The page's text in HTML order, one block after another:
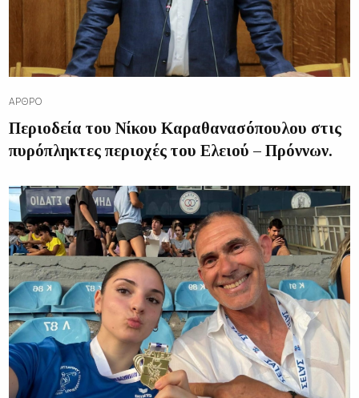
ΆΡΘΡΟ
Περιοδεία του Νίκου Καραθανασόπουλου στις
πυρόπληκτες περιοχές του Ελειού – Πρόννων.